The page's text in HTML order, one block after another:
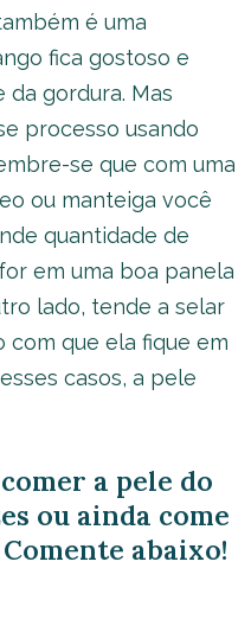
é uma
fica gostoso e
gordura. Mas
processo usando
se que com uma
ou manteiga você
quantidade de
em uma boa panela
lado, tende a selar
com que ela fique em
casos, a pele
a pele do
ou ainda come
abaixo!